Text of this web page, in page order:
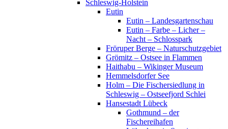
Schleswig-Holstein
Eutin
Eutin – Landesgartenschau
Eutin – Farbe – Licher –
Nacht – Schlosspark
Fröruper Berge – Naturschutzgebiet
Grömitz – Ostsee in Flammen
Haithabu – Wikinger Museum
Hemmelsdorfer See
Holm – Die Fischersiedlung in
Schleswig – Ostseefjord Schlei
Hansestadt Lübeck
Gothmund – der
Fischereihafen